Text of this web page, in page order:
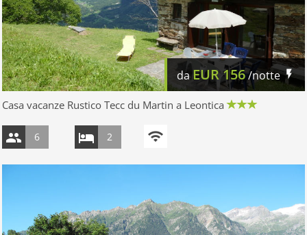
daEUR156/notte
Casa vacanze Rustico Tecc du Martin a Leontica
6 2